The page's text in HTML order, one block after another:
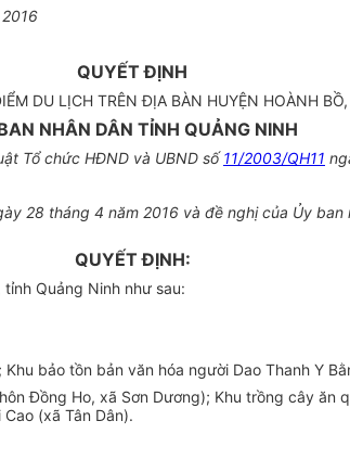
QUYẾT ĐỊNH
DU LỊCH TRÊN ĐỊA BÀN HUYỆN HOÀNH
NHÂN DÂN TỈNH QUẢNG NINH
Tổ chức HĐND và UBND số11/2003/QH11
28 tháng 4 năm 2016 và đề nghị của Ủy
QUYẾT ĐỊNH:
Quảng Ninh như sau:
bảo tồn bản văn hóa người Dao Thanh Y
Đồng Ho, xã Sơn Dương); Khu trồng cây
(xã Tân Dân).